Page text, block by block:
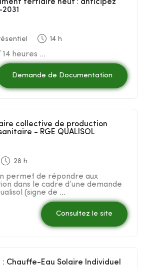
14 h
heures ...
Demande de Documentation
- RGE QUALISOL
28 h
permet de répondre aux
dans le cadre d’une demande
(signe de ...
Consultez le site
: Chauffe-Eau Solaire Individuel